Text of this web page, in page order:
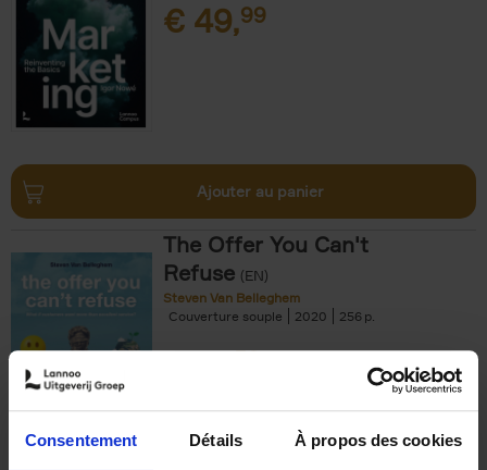
Consentement Détails À propos des cookies
€ 49,99
Ajouter au panier
The Offer You Can't
Refuse (EN)
Steven Van Belleghem
Couverture souple
2020 256
€37,50